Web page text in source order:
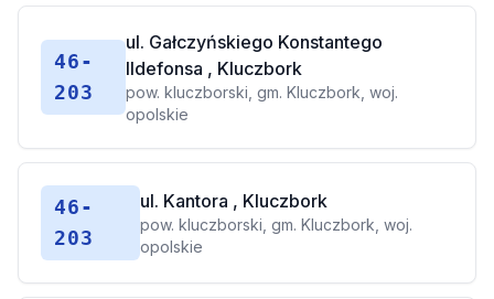
46-
203
ul. Gałczyńskiego Konstantego
Ildefonsa , Kluczbork
pow. kluczborski, gm. Kluczbork, woj.
opolskie
46-
203
ul. Kantora , Kluczbork
pow. kluczborski, gm. Kluczbork, woj.
opolskie